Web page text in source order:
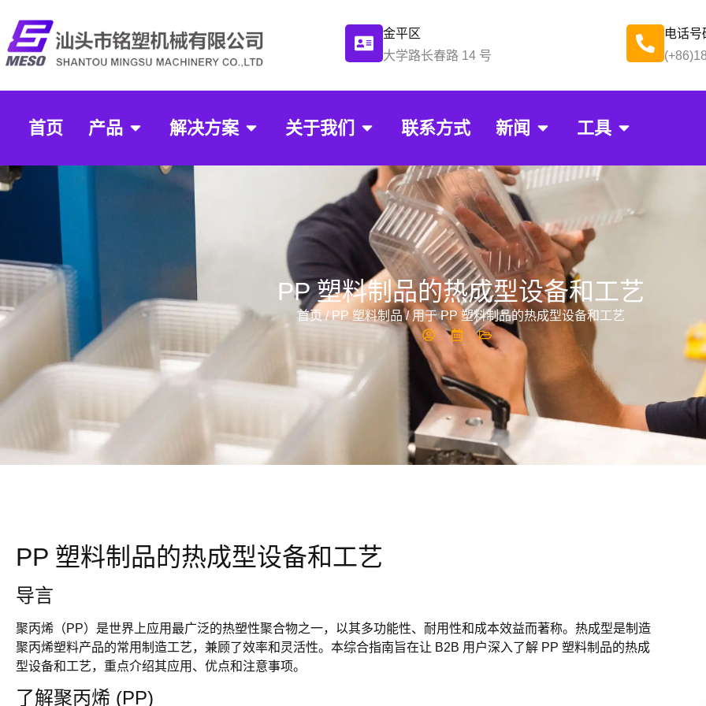
金平区
大学路长春路 14 号
电话号
首页 产品 解决方案 关于我们 联系方式 新闻 工具
PP 塑料制品的热成型设备和工艺
首页/PP 塑料制品/ 用于 PP 塑料制品的热成型设备和工艺
PP 塑料制品的热成型设备和工艺
导言
聚丙烯（PP）是世界上应用最广泛的热塑性聚合物之一，以其多功能性、耐用性和成本效益而著称。热成型是制造
聚丙烯塑料产品的常用制造工艺，兼顾了效率和灵活性。本综合指南旨在让 B2B 用户深入了解 PP 塑料制品的热成
型设备和工艺，重点介绍其应用、优点和注意事项。
了解聚丙烯 (PP)